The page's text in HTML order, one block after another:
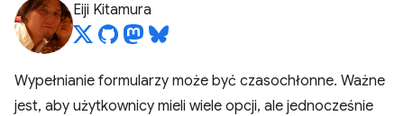
Eiji Kitamura
Wypełnianie formularzy może być czasochłonne. Ważne
jest, aby użytkownicy mieli wiele opcji, ale jednocześnie